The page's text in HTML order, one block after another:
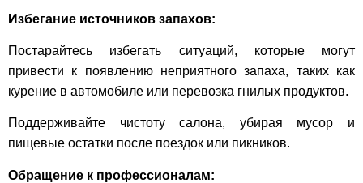
Избегание источников запахов:
Постарайтесь избегать ситуаций, которые могут
привести к появлению неприятного запаха, таких как
курение в автомобиле или перевозка гнилых продуктов.
Поддерживайте чистоту салона, убирая мусор и
пищевые остатки после поездок или пикников.
Обращение к профессионалам: